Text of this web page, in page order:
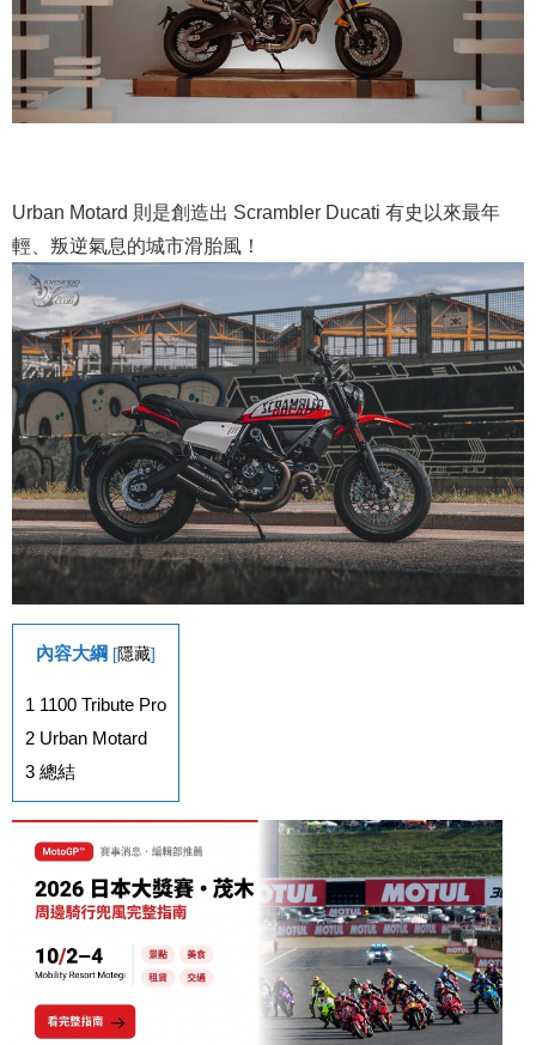
Urban Motard 則是創造出 Scrambler Ducati 有史以來最年
輕、叛逆氣息的城市滑胎風！
內容大綱 [隱藏]
1 1100 Tribute Pro
2 Urban Motard
3 總結